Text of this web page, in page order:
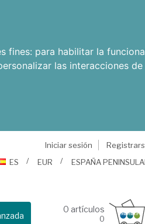
fines: para habilitar la
las interacciones de
Iniciar sesión
ES
EUR ESPAÑA
0 artículos
0